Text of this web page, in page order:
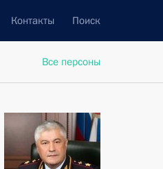
Контакты Поиск
Все персоны